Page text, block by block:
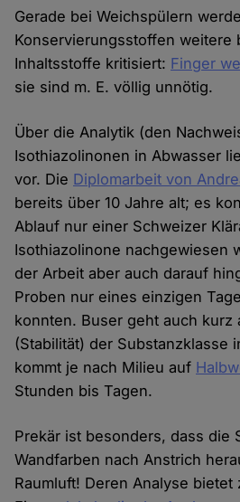
Gerade bei Weichspülern
Konservierungsstoffen weitere
Inhaltsstoffe kritisiert: Finger
sie sind m. E. völlig unnötig.
Über die Analytik (den
Isothiazolinonen in Abwasser
vor. Die Diplomarbeit von
bereits über 10 Jahre alt; es
Ablauf nur einer Schweizer
Isothiazolinone nachgewiesen
der Arbeit aber auch darauf
Proben nur eines einzigen
konnten. Buser geht auch kurz
(Stabilität) der Substanzklasse
kommt je nach Milieu auf
Stunden bis Tagen.
Prekär ist besonders, dass die
Wandfarben nach Anstrich
Raumluft! Deren Analyse bietet